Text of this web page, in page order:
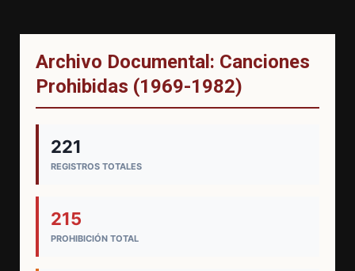
Archivo Documental: Canciones
Prohibidas (1969-1982)
221
REGISTROS TOTALES
215
PROHIBICIÓN TOTAL